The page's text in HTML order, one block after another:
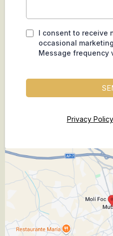
I consent to receive
occasional
Message frequency
Privacy Policy